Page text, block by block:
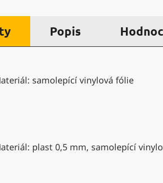
Popis
samolepící vinylová fólie
plast 0,5 mm, samolepící